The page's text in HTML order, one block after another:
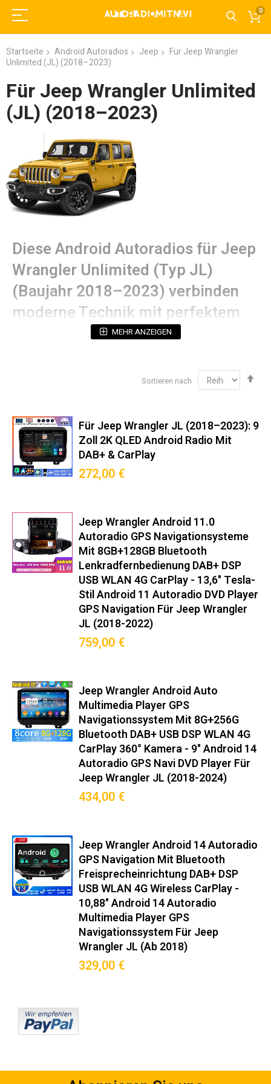
0
Startseite Android Autoradios Jeep
Für Jeep Wrangler
Unlimited (JL) (2018–2023)
Für Jeep Wrangler Unlimited
(JL) (2018–2023)
Diese Android Autoradios für Jeep
Wrangler Unlimited (Typ JL)
(Baujahr 2018–2023) verbinden
moderne Technik mit perfektem
Android (mit 5 Jahren
Technologie)
Display: 2K QLED-Touchscreen mit 178°
Blickwinkelstabilität (Hervorragende Bildqualität &
Augenschonend)
Navigation:Dual-GPS (GPS + Galileo Unterstützung)
Einbaukompatibilität‌ 100%
passgenau für Jeep Wrangler
Unlimited (JL) (2018–2023):
Hochwertige Integration für Ihr
Fahrzeug und volle
Systemkompatibilität.
Mitgelieferter Montagerahmen in Wagenfarbe
Keine Modifikationen am Armaturenbrett nötig
Premium-Funktionen
Wireless Android Auto™/CarPlay™ (5GHz WiFi)
DAB+ Radio mit RDS-TMC Verkehrsinfos
360° Kamera-Support (Max. 4 Kameras)
Hintergrundprozess-Management für stabile Navigation
Perfekte Lösung für:
Nachrüstung veralteter Fabrikradios
Navigation ohne Smartphone-Halterung
Musikstreaming mit DAB+-Empfang
Rückfahrkamera-Integration (optional)
OBD2-Datenanzeige im Dashboard
Gegenüber Originalradio:
✓ 500% schnellere App-Reaktionszeit
✓ 7x mehr Konnektivitätsoptionen
MEHR ANZEIGEN
Sortieren nach
Für Jeep Wrangler JL (2018–2023): 9
Zoll 2K QLED Android Radio Mit
DAB+ & CarPlay
272,00 €
Jeep Wrangler Android 11.0
Autoradio GPS Navigationsysteme
Mit 8GB+128GB Bluetooth
Lenkradfernbedienung DAB+ DSP
USB WLAN 4G CarPlay - 13,6" Tesla-
Stil Android 11 Autoradio DVD Player
GPS Navigation Für Jeep Wrangler
JL (2018-2022)
759,00 €
Jeep Wrangler Android Auto
Multimedia Player GPS
Navigationssystem Mit 8G+256G
Bluetooth DAB+ USB DSP WLAN 4G
CarPlay 360° Kamera - 9" Android 14
Autoradio GPS Navi DVD Player Für
Jeep Wrangler JL (2018-2024)
434,00 €
Jeep Wrangler Android 14 Autoradio
GPS Navigation Mit Bluetooth
Freisprecheinrichtung DAB+ DSP
USB WLAN 4G Wireless CarPlay -
10,88" Android 14 Autoradio
Multimedia Player GPS
Navigationssystem Für Jeep
Wrangler JL (ab 2018)
329,00 €